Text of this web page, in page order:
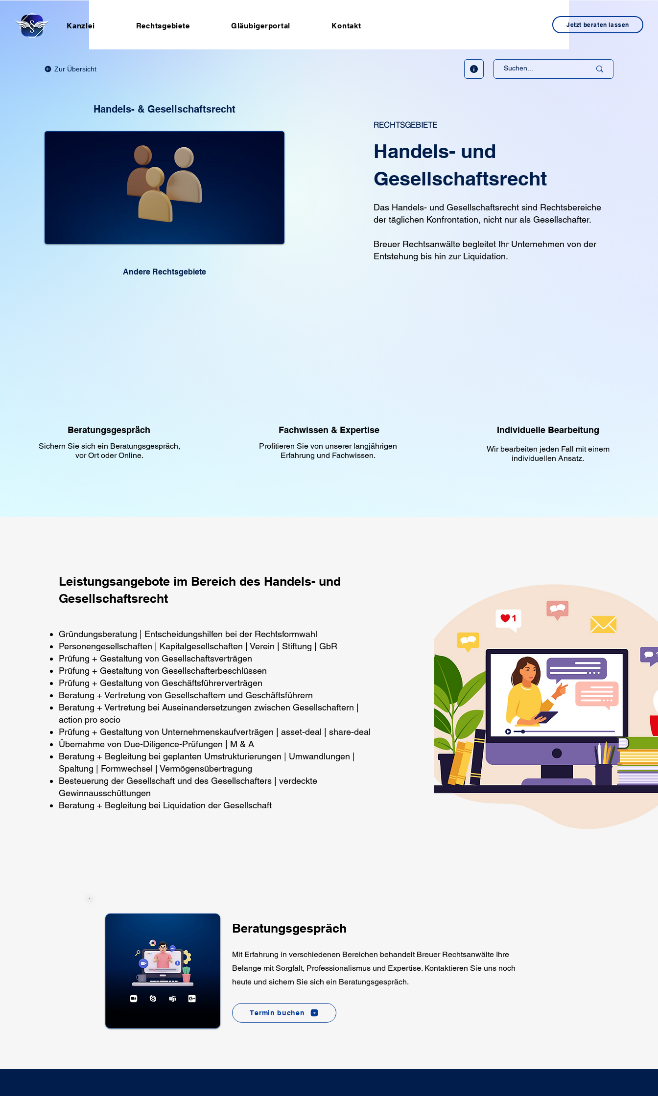
Kanzlei Rechtsgebiete Gläubigerportal Kontakt Jetzt beraten lassen
Zur Übersicht
Handels- & Gesellschaftsrecht
Andere Rechtsgebiete
RECHTSGEBIETE
Handels- und
Gesellschaftsrecht
Das Handels- und Gesellschaftsrecht sind Rechtsbereiche
der täglichen Konfrontation, nicht nur als Gesellschafter.
Breuer Rechtsanwälte begleitet Ihr Unternehmen von der
Entstehung bis hin zur Liquidation.
Beratungsgespräch
Sichern Sie sich ein Beratungsgespräch,
vor Ort oder Online.
Fachwissen & Expertise
Profitieren Sie von unserer langjährigen
Erfahrung und Fachwissen.
Individuelle Bearbeitung
Wir bearbeiten jeden Fall mit einem
individuellen Ansatz.
Leistungsangebote im Bereich des Handels- und
Gesellschaftsrecht
Gründungsberatung | Entscheidungshilfen bei der Rechtsformwahl
Personengesellschaften | Kapitalgesellschaften | Verein | Stiftung | GbR
Prüfung + Gestaltung von Gesellschaftsverträgen
Prüfung + Gestaltung von Gesellschafterbeschlüssen
Prüfung + Gestaltung von Geschäftsführerverträgen
Beratung + Vertretung von Gesellschaftern und Geschäftsführern
Beratung + Vertretung bei Auseinandersetzungen zwischen Gesellschaftern |
action pro socio
Prüfung + Gestaltung von Unternehmenskaufverträgen | asset-deal | share-deal
Übernahme von Due-Diligence-Prüfungen | M & A
Beratung + Begleitung bei geplanten Umstrukturierungen | Umwandlungen |
Spaltung | Formwechsel | Vermögensübertragung
Besteuerung der Gesellschaft und des Gesellschafters | verdeckte
Gewinnausschüttungen
Beratung + Begleitung bei Liquidation der Gesellschaft
Beratungsgespräch
Mit Erfahrung in verschiedenen Bereichen behandelt Breuer Rechtsanwälte Ihre
Belange mit Sorgfalt, Professionalismus und Expertise. Kontaktieren Sie uns noch
heute und sichern Sie sich ein Beratungsgespräch.
Termin buchen